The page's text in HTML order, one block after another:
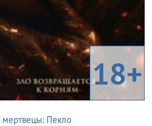
18+
Пекло